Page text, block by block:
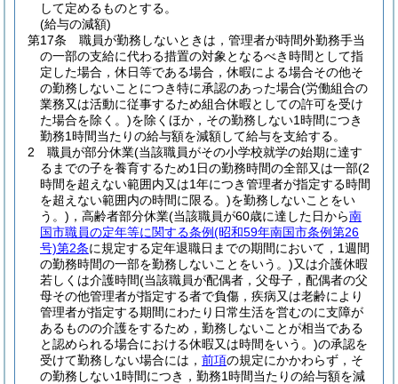
して定めるものとする。
(給与の減額)
第17条
職員が勤務しないときは，管理者が時間外勤務手当
の一部の支給に代わる措置の対象となるべき時間として指
定した場合，休日等である場合，休暇による場合その他そ
の勤務しないことにつき特に承認のあった場合(労働組合の
業務又は活動に従事するため組合休暇としての許可を受け
た場合を除く。)を除くほか，その勤務しない1時間につき
勤務1時間当たりの給与額を減額して給与を支給する。
2
職員が部分休業(当該職員がその小学校就学の始期に達す
るまでの子を養育するため1日の勤務時間の全部又は一部(2
時間を超えない範囲内又は1年につき管理者が指定する時間
を超えない範囲内の時間に限る。)を勤務しないことをい
う。) ，高齢者部分休業(当該職員が60歳に達した日から南
国市職員の定年等に関する条例(昭和59年南国市条例第26
号)第2条に規定する定年退職日までの期間において，1週間
の勤務時間の一部を勤務しないことをいう。)又は介護休暇
若しくは介護時間(当該職員が配偶者，父母子，配偶者の父
母その他管理者が指定する者で負傷，疾病又は老齢により
管理者が指定する期間にわたり日常生活を営むのに支障が
あるものの介護をするため，勤務しないことが相当である
と認められる場合における休暇又は時間をいう。)の承認を
受けて勤務しない場合には， 前項の規定にかかわらず，そ
の勤務しない1時間につき，勤務1時間当たりの給与額を減